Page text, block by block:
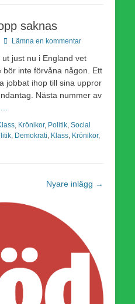
saknas
Lämna en kommentar
just nu i England vet
bör inte förvåna någon. Ett
jobbat ihop till sina uppror
Nästa nummer av
Krönikor, Politik Social
Demokrati Klass Krönikor,
Nyare inlägg →